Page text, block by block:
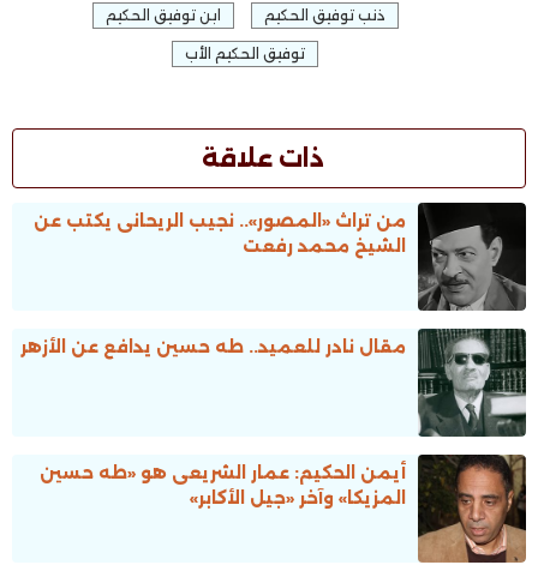
ذنب توفيق الحكيم ابن توفيق الحكيم
توفيق الحكيم الأب
ذات علاقة
من تراث «المصور».. نجيب الريحانى يكتب عن
الشيخ محمد رفعت
مقال نادر للعميد.. طه حسين يدافع عن الأزهر
أيمن الحكيم: عمار الشريعى هو «طه حسين
المزيكا» وآخر «جيل الأكابر»